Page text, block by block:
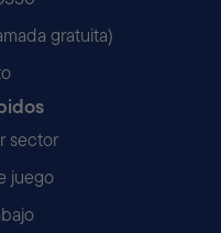
gratuita)
sector
juego